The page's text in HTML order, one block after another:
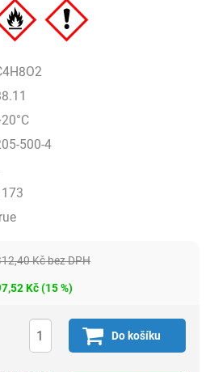
500-4
Kčbez DPH
Kč(15%)
Do košíku